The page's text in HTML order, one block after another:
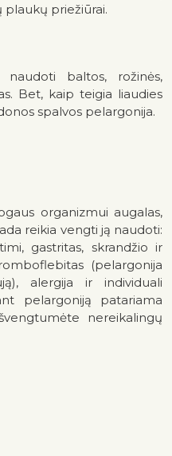
plaukų priežiūrai.
naudoti baltos, rožinės,
Bet, kaip teigia liaudies
spalvos pelargonija.
organizmui augalas,
reikia vengti ją naudoti:
gastritas, skrandžio ir
(pelargonija
alergija ir individuali
pelargoniją patariama
nereikalingų